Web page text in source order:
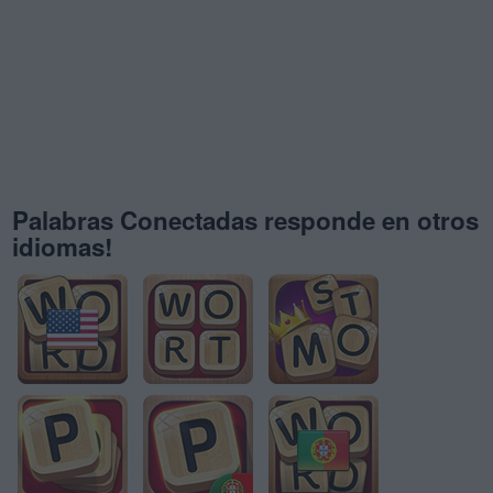
Palabras Conectadas responde en otros
idiomas!